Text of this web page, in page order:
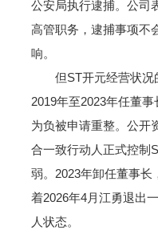
公安局执行逮捕。公司
高管职务，逮捕事项不
响。
但ST开元经营状况
2019年至2023年任董
为负被申请重整。公开
合一致行动人正式控制
弱。2023年卸任董事长
着2026年4月江勇退出
人状态。